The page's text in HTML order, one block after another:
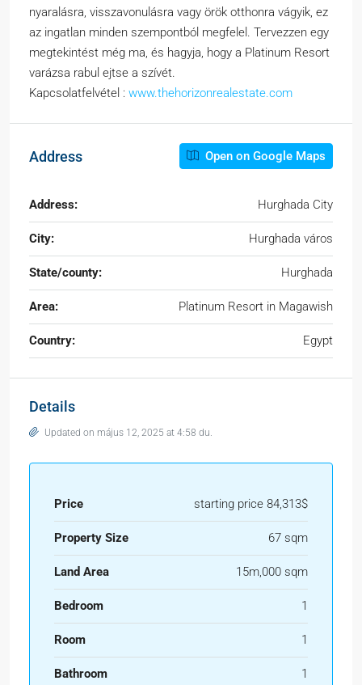
nyaralásra, visszavonulásra vagy örök otthonra vágyik, ez
az ingatlan minden szempontból megfelel. Tervezzen egy
megtekintést még ma, és hagyja, hogy a Platinum Resort
varázsa rabul ejtse a szívét.
Kapcsolatfelvétel : www.thehorizonrealestate.com
Address Open on Google Maps
Address: Hurghada City
City: Hurghada város
State/county: Hurghada
Area: Platinum Resort in Magawish
Country: Egypt
Details
Updated on május 12, 2025 at 4:58 du.
Price starting price 84,313$
Property Size 67 sqm
Land Area 15m,000 sqm
Bedroom 1
Room 1
Bathroom 1